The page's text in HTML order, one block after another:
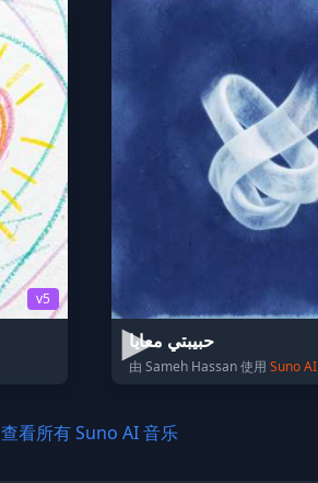
v5
حبيبتي معايا
由 Sameh Hassan 使用 Suno AI
查看所有 Suno AI 音乐